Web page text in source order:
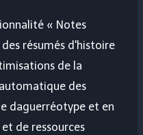
« Notes
résumés d'histoire
de la
des
daguerréotype et en
de ressources